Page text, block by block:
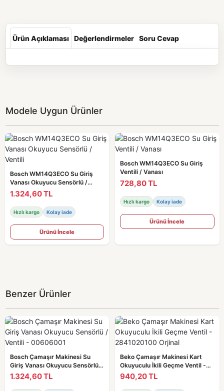
Ürün Açıklaması Değerlendirmeler Soru Cevap
Modele Uygun Ürünler
Bosch WM14Q3ECO Su Giriş
Vanası Okuyucu Sensörlü /
Ventili
1.324,60 TL
Hızlı kargo Kolay iade
Ürünü İncele
Bosch WM14Q3ECO Su Giriş
Ventili / Vanası
728,80 TL
Hızlı kargo Kolay iade
Ürünü İncele
Benzer Ürünler
Bosch Çamaşır Makinesi Su
Giriş Vanası Okuyucu Sensörlü /
Ventili - 00606001
1.324,60 TL
Beko Çamaşır Makinesi Kart
Okuyuculu İkili Geçme Ventil -
2841020100 Orjinal
940,20 TL